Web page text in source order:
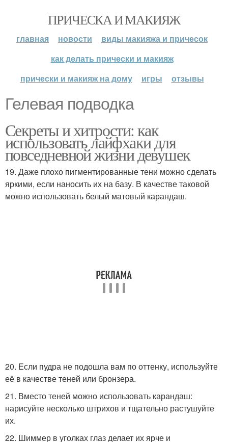
ПРИЧЕСКА И МАКИЯЖ
главная новости
виды макияжа и причесок
как делать прически и макияж
прически и макияж на дому
игры отзывы
Гелевая подводка
Секреты и хитрости: как
использовать лайфхаки для
повседневной жизни девушек
19. Даже плохо пигментированные тени можно сделать
яркими, если наносить их на базу. В качестве таковой
можно использовать белый матовый карандаш.
20. Если пудра не подошла вам по оттенку, используйте
её в качестве теней или бронзера.
21. Вместо теней можно использовать карандаш:
нарисуйте несколько штрихов и тщательно растушуйте
их.
22. Шиммер в уголках глаз делает их ярче и